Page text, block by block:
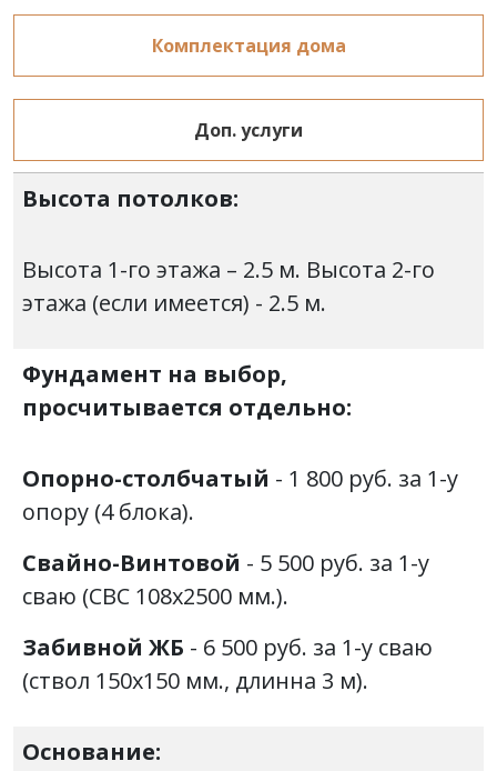
Комплектация дома
Доп. услуги
Высота потолков:
Высота 1-го этажа – 2.5 м. Высота 2-го
этажа (если имеется) - 2.5 м.
Фундамент на выбор,
просчитывается отдельно:
Опорно-столбчатый - 1 800 руб. за 1-у
опору (4 блока).
Свайно-Винтовой - 5 500 руб. за 1-у
сваю (СВС 108х2500 мм.).
Забивной ЖБ - 6 500 руб. за 1-у сваю
(ствол 150х150 мм., длинна 3 м).
Основание: